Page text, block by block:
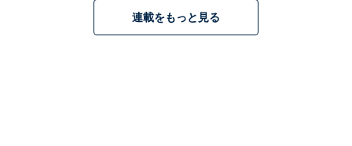
連載をもっと見る